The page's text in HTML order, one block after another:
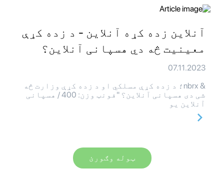
آنلاین زده کړه آنلاین - د زده کړې
معینیت څه دي هسپانی آنلاین؟
07.11.2023
& nbrx؛ د زده کړې مسلکي او د زده کړې وزارت څه
شی دی هسپانی آنلاین؟ "فونټ وزن: 400 / هسپانی
آنلاین یو
ټوله وګورئ